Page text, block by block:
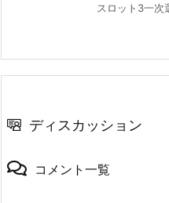
スロット3一次
ディスカッション
コメント一覧